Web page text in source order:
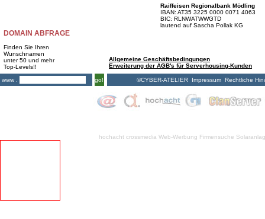
DOMAIN ABFRAGE
Finden Sie Ihren
Wunschnamen
unter 50 und mehr
Top-Levels!!
www .
go!
Raiffeisen Regionalbank Mödling
IBAN: AT35 3225 0000 0071 4063
BIC: RLNWATWWGTD
lautend auf Sascha Pollak KG
Allgemeine Geschäftsbedingungen
Erweiterung der AGB's für Serverhousing-Kunden
©CYBER-ATELIER Impressum Rechtliche
hochacht crossmedia Web-Werbung Firmensuche